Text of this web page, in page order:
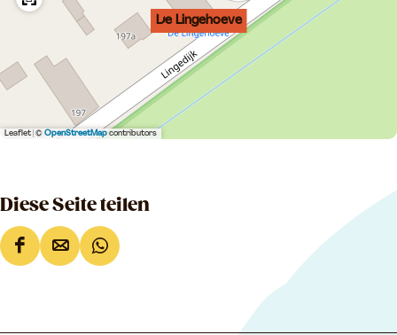
De Lingehoeve
Leaflet © OpenStreetMap contributors
Diese Seite teilen
D
D